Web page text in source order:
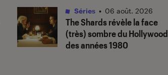
The Shardsrévèle la face
(très) sombre du Hollywood
des années 1980
Séries • 06 août. 2026